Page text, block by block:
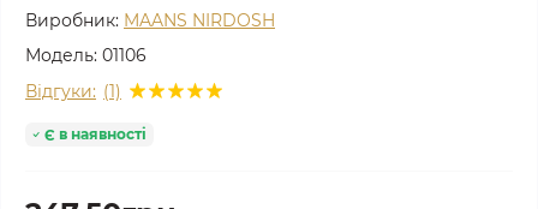
Виробник: MAANS NIRDOSH
Модель: 01106
Відгуки: (1)
Є в наявності